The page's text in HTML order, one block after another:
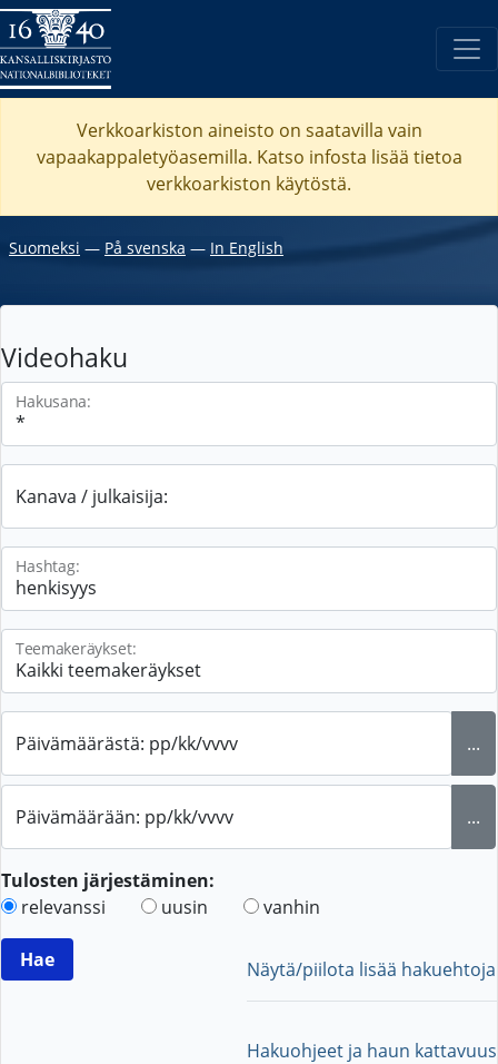
Verkkoarkiston aineisto on saatavilla vain
vapaakappaletyöasemilla. Katso infosta lisää tietoa
verkkoarkiston käytöstä.
Suomeksi ― På svenska ― In English
Videohaku
Hakusana:
Kanava / julkaisija:
Hashtag:
Teemakeräykset:
Päivämäärästä: pp/kk/vvvv ...
Päivämäärään: pp/kk/vvvv ...
Tulosten järjestäminen:
relevanssi
uusin vanhin
Näytä/piilota lisää hakuehtoja
Hakuohjeet ja haun kattavuus